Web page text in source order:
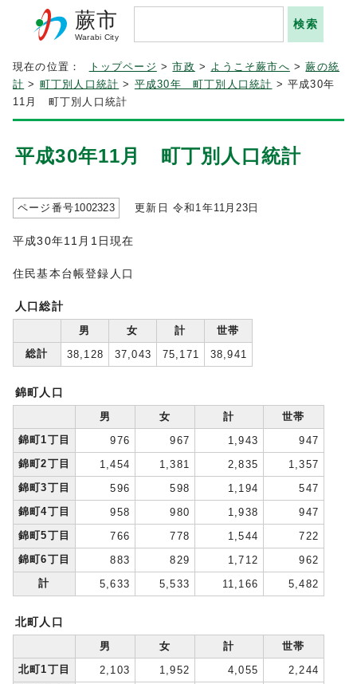
蕨市
Warabi City
現在の位置： トップページ >市政 > ようこそ蕨市へ > 蕨の統
計 > 町丁別人口統計 > 平成30年 町丁別人口統計 > 平成30年
11月 町丁別人口統計
平成30年11月 町丁別人口統計
ページ番号1002323 更新日 令和1年11月23 日
平成30年11月1日現在
住民基本台帳登録人口
人口総計
男 女 計
世帯
総計
38,128 37,043 75,171 38,941
錦町人口
男 女 計
世帯
錦町1丁目
976 967 1,943
947
錦町2丁目
1,454 1,381 2,835
1,357
錦町3丁目
596 598 1,194
547
錦町4丁目
958 980 1,938
947
錦町5丁目
766 778 1,544
722
錦町6丁目
883 829 1,712
962
計
5,633 5,533 11,166 5,482
北町人口
男 女 計
世帯
北町1丁目
2,103 1,952 4,055
2,244